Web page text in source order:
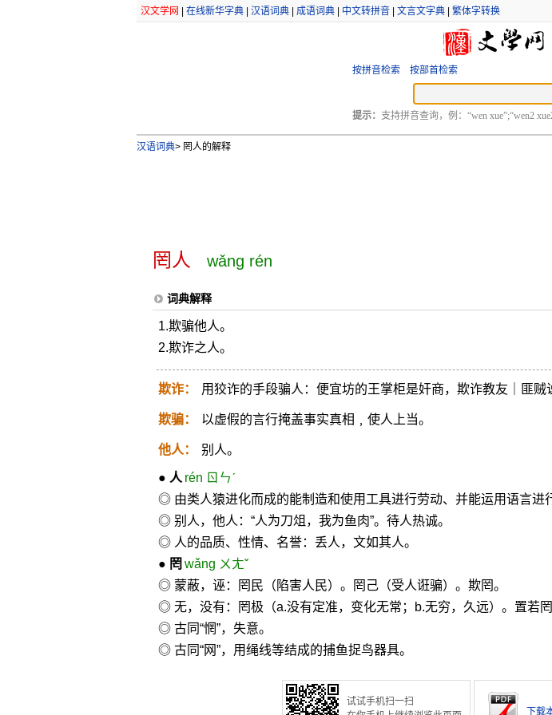
汉文学网 在线新华字典| 汉语词典| 成语词典| 中文转拼音| 文言文字典| 繁体字转换
按拼音检索 按部首检索
提示： 支持拼音查询，例：“wen xue”;“wen2
汉语词典>罔人的解释
罔人 wǎng rén
词典解释
1.欺骗他人。
2.欺诈之人。
欺诈： 用狡诈的手段骗人：便宜坊的王掌柜是奸商，欺诈教友｜匪贼
欺骗： 以虚假的言行掩盖事实真相﹐使人上当。
他人： 别人。
● 人 rén ㄖㄣˊ
◎ 由类人猿进化而成的能制造和使用工具进行劳动、并能运用语言进
◎ 别人，他人：“人为刀俎，我为鱼肉”。待人热诚。
◎ 人的品质、性情、名誉：丢人，文如其人。
● 罔 wǎng ㄨㄤˇ
◎ 蒙蔽，诬：罔民（陷害人民）。罔己（受人诳骗）。欺罔。
◎ 无，没有：罔极（a.没有定准，变化无常；b.无穷，久远）。置若罔
◎ 古同“惘”，失意。
◎ 古同“网”，用绳线等结成的捕鱼捉鸟器具。
试试手机扫一扫
下载